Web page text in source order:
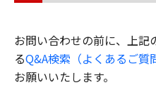
お問い合わせの前に、上記
るQ&A検索（よくあるご質
お願いいたします。